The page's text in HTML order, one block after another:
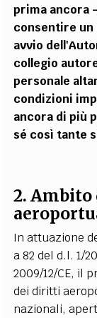
prima ancora
consentire
avvio
collegio
personale
condizioni
ancora di più
sé così tante
2.
In attuazione
a 82 del d.l. 1/
2009/12/CE, il
dei diritti
nazionali,